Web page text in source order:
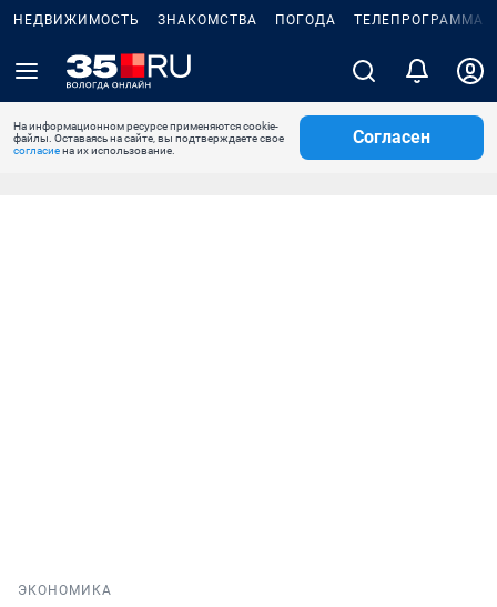
НЕДВИЖИМОСТЬ ЗНАКОМСТВА ПОГОДА ТЕЛЕПРОГРАММА
На информационном ресурсе применяются cookie-
файлы. Оставаясь на сайте, вы подтверждаете свое
согласиена их использование.
Согласен
ЭКОНОМИКА